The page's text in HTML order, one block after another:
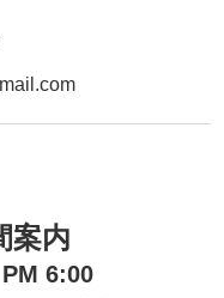
案内
6:00